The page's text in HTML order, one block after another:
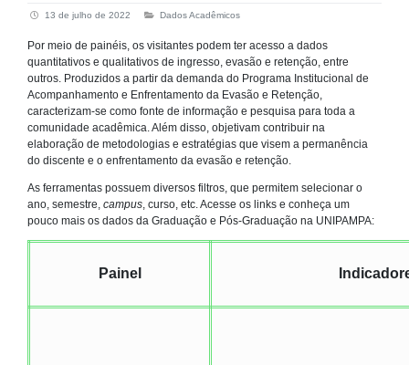
13 de julho de 2022 Dados Acadêmicos
Por meio de painéis, os visitantes podem ter acesso a dados
quantitativos e qualitativos de ingresso, evasão e retenção, entre
outros. Produzidos a partir da demanda do Programa Institucional de
Acompanhamento e Enfrentamento da Evasão e Retenção,
caracterizam-se como fonte de informação e pesquisa para toda a
comunidade acadêmica. Além disso, objetivam contribuir na
elaboração de metodologias e estratégias que visem a permanência
do discente e o enfrentamento da evasão e retenção.
As ferramentas possuem diversos filtros, que permitem selecionar o
ano, semestre, campus , curso, etc. Acesse os links e conheça um
pouco mais os dados da Graduação e Pós-Graduação na UNIPAMPA:
Painel